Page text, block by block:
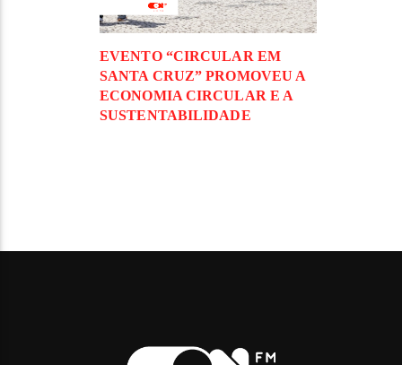
EVENTO “CIRCULAR EM
SANTA CRUZ” PROMOVEU A
ECONOMIA CIRCULAR E A
SUSTENTABILIDADE